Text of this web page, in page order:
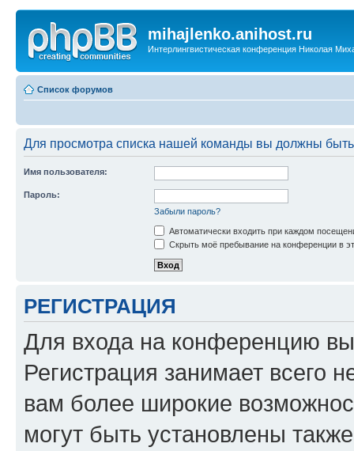
mihajlenko.anihost.ru
Интерлингвистическая конференция Николая
Список форумов
Для просмотра списка нашей команды вы должны
Имя пользователя:
Пароль:
Забыли пароль?
Автоматически входить при каждом
Скрыть моё пребывание на конференции в
РЕГИСТРАЦИЯ
Для входа на конференцию
Регистрация занимает всего
вам более широкие
могут быть установлены